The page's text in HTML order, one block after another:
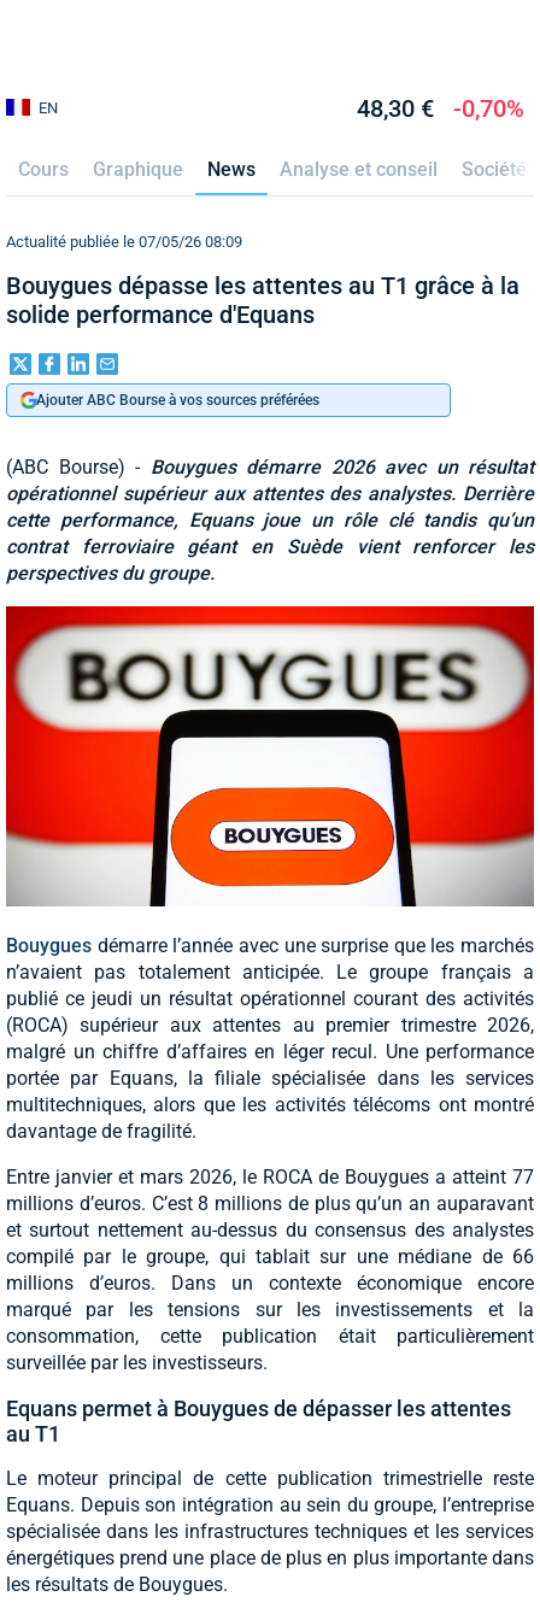
EN 48,30 € -0,70%
Cours Graphique News Analyse et conseil Société
Actualité publiée le 07/05/26 08:09
Bouygues dépasse les attentes au T1 grâce à la
solide performance d'Equans
Ajouter ABC Bourse à vos sources préférées
(ABC Bourse) - Bouygues démarre 2026 avec un résultat
opérationnel supérieur aux attentes des analystes. Derrière
cette performance, Equans joue un rôle clé tandis qu’un
contrat ferroviaire géant en Suède vient renforcer les
perspectives du groupe.
Bouygues démarre l’année avec une surprise que les marchés
n’avaient pas totalement anticipée. Le groupe français a
publié ce jeudi un résultat opérationnel courant des activités
(ROCA) supérieur aux attentes au premier trimestre 2026,
malgré un chiffre d’affaires en léger recul. Une performance
portée par Equans, la filiale spécialisée dans les services
multitechniques, alors que les activités télécoms ont montré
davantage de fragilité.
Entre janvier et mars 2026, le ROCA de Bouygues a atteint 77
millions d’euros. C’est 8 millions de plus qu’un an auparavant
et surtout nettement au-dessus du consensus des analystes
compilé par le groupe, qui tablait sur une médiane de 66
millions d’euros. Dans un contexte économique encore
marqué par les tensions sur les investissements et la
consommation, cette publication était particulièrement
surveillée par les investisseurs.
Equans permet à Bouygues de dépasser les attentes
au T1
Le moteur principal de cette publication trimestrielle reste
Equans. Depuis son intégration au sein du groupe, l’entreprise
spécialisée dans les infrastructures techniques et les services
énergétiques prend une place de plus en plus importante dans
les résultats de Bouygues.